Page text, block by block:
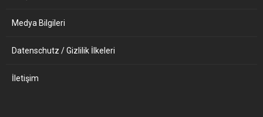
Medya Bilgileri
Datenschutz / Gizlilik İlkeleri
İletişim